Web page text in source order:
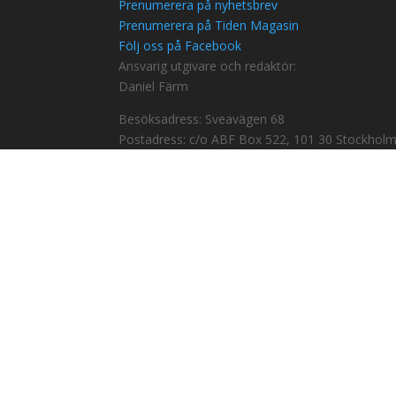
Prenumerera på nyhetsbrev
Prenumerera på Tiden Magasin
Följ oss på Facebook
Ansvarig utgivare och redaktör:
Daniel Färm
Besöksadress: Sveavägen 68
Postadress: c/o ABF Box 522, 101 30